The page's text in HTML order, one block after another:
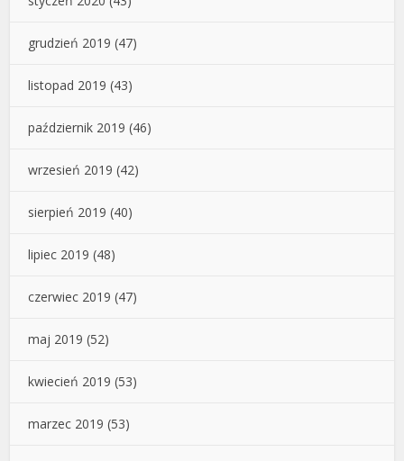
grudzień 2019 (47)
listopad 2019 (43)
październik 2019 (46)
wrzesień 2019 (42)
sierpień 2019 (40)
lipiec 2019 (48)
czerwiec 2019 (47)
maj 2019 (52)
kwiecień 2019 (53)
marzec 2019 (53)